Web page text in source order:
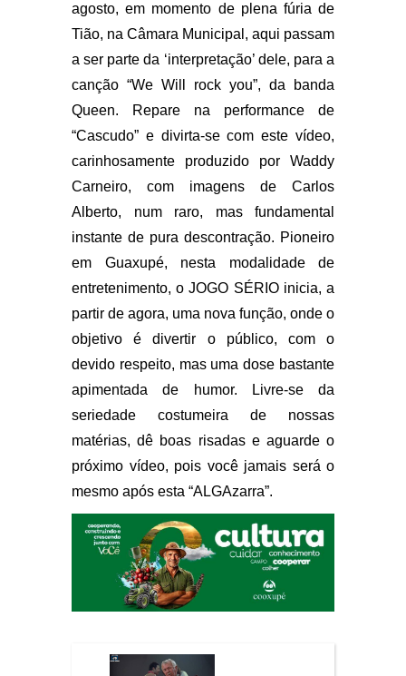
agosto, em momento de plena fúria de
Tião, na Câmara Municipal, aqui passam
a ser parte da ‘interpretação’ dele, para a
canção “We Will rock you”, da banda
Queen. Repare na performance de
“Cascudo” e divirta-se com este vídeo,
carinhosamente produzido por Waddy
Carneiro, com imagens de Carlos
Alberto, num raro, mas fundamental
instante de pura descontração. Pioneiro
em Guaxupé, nesta modalidade de
entretenimento, o JOGO SÉRIO inicia, a
partir de agora, uma nova função, onde o
objetivo é divertir o público, com o
devido respeito, mas uma dose bastante
apimentada de humor. Livre-se da
seriedade costumeira de nossas
matérias, dê boas risadas e aguarde o
próximo vídeo, pois você jamais será o
mesmo após esta “ALGAzarra”.